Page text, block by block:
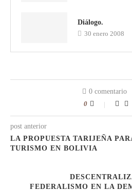
Diálogo.
30 enero 2008
0 comentario
0
post anterior
LA PROPUESTA TARIJEÑA
TURISMO EN BOLIVIA
FEDERALISMO EN LA